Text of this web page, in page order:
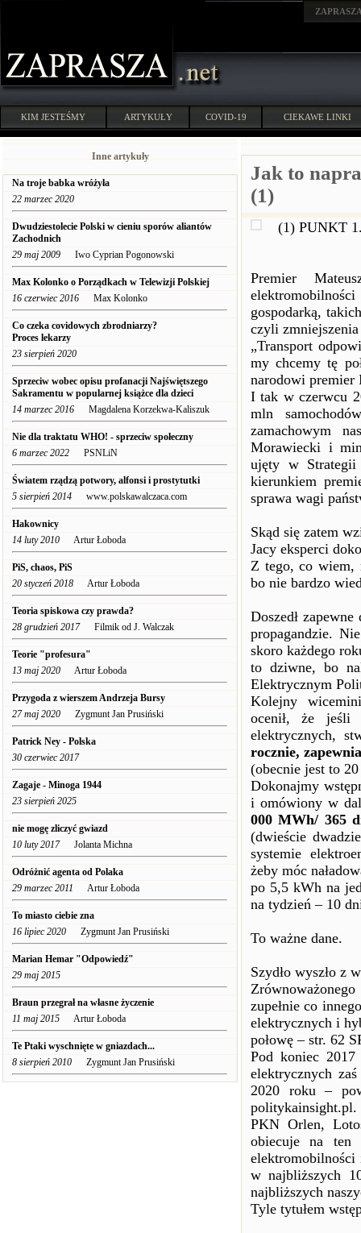
KIM JESTEŚMY ARTYKUŁY COVID-19 CIEKAWE LINKI
Inne artykuły
Na troje babka wróżyła
22 marzec 2020
Dwudziestolecie Polski w cieniu sporów aliantów
Zachodnich
29 maj 2009 Iwo Cyprian Pogonowski
Max Kolonko o Porządkach w Telewizji Polskiej
16 czerwiec 2016 Max Kolonko
Co czeka covidowych zbrodniarzy?
Proces lekarzy
23 sierpień 2020
Sprzeciw wobec opisu profanacji Najświętszego
Sakramentu w popularnej książce dla dzieci
14 marzec 2016 Magdalena Korzekwa-Kaliszuk
Nie dla traktatu WHO! - sprzeciw społeczny
6 marzec 2022 PSNLiN
Światem rządzą potwory, alfonsi i prostytutki
5 sierpień 2014 www.polskawalczaca.com
Hakownicy
14 luty 2010 Artur Łoboda
PiS, chaos, PiS
20 styczeń 2018 Artur Łoboda
Teoria spiskowa czy prawda?
28 grudzień 2017Filmik od J. Walczak
Teorie "profesura"
13 maj 2020 Artur Łoboda
Przygoda z wierszem Andrzeja Bursy
27 maj 2020 Zygmunt Jan Prusiński
Patrick Ney - Polska
30 czerwiec 2017
Zagaje - Minoga 1944
23 sierpień 2025
nie mogę zliczyć gwiazd
10 luty 2017Jolanta Michna
Odróżnić agenta od Polaka
29 marzec 2011 Artur Łoboda
To miasto ciebie zna
16 lipiec 2020 Zygmunt Jan Prusiński
Marian Hemar "Odpowiedź"
29 maj 2015
Braun przegrał na własne życzenie
11 maj 2015 Artur Łoboda
Te Ptaki wyschnięte w gniazdach...
8 sierpień 2010 Zygmunt Jan Prusiński
Jak to
(1)
(1) PUNKT
Premier
gospodarką,
czyli
„Transport
my chcemy tę
narodowi premier
I tak w czerwcu
mln
zamachowym
Morawiecki i
ujęty w Strategii
kierunkiem
sprawa wagi
Skąd się zatem
Jacy eksperci
Z tego, co wiem,
bo nie bardzo
Doszedł
propagandzie.
skoro każdego
to dziwne, bo
Elektrycznym
Kolejny
ocenił, że
elektrycznych,
rocznie,
(obecnie jest to
Dokonajmy
i omówiony w
000 MWh/ 365
(dwieście
systemie
żeby móc
po 5,5 kWh na
na tydzień – 10
To ważne dane.
Szydło wyszło z
zupełnie co
elektrycznych i
połowę – str. 62
Pod koniec
elektrycznych
2020 roku –
PKN Orlen,
obiecuje na
elektromobilności
w najbliższych
najbliższych
Tyle tytułem